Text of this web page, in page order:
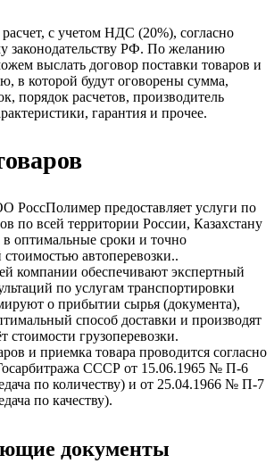
с учетом НДС (20%), согласно
законодательству РФ. По желанию
выслать договор поставки товаров и
в которой будут оговорены сумма,
порядок расчетов, производитель
гарантия и прочее.
РоссПолимер предоставляет услуги по
по всей территории России, Казахстану
в оптимальные сроки и точно
стоимостью автоперевозки..
компании обеспечивают экспертный
по услугам транспортировки
о прибытии сырья (документа),
способ доставки и производят
стоимости грузоперевозки.
и приемка товара проводится согласно
СССР от 15.06.1965 № П-6
по количеству) и от 25.04.1966 № П-7
по качеству).
документы